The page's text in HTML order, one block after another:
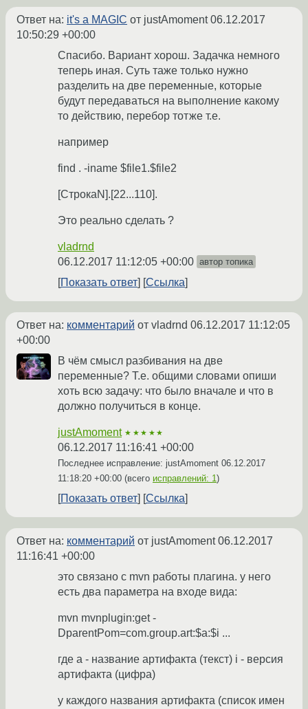
Ответ на: it's a MAGIC от justAmoment06.12.2017
10:50:29 +00:00
Спасибо. Вариант хорош. Задачка немного
теперь иная. Суть таже только нужно
разделить на две переменные, которые
будут передаваться на выполнение какому
то действию, перебор тотже т.е.
например
find . -iname $file1.$file2
[СтрокаN].[22...110].
Это реально сделать ?
vladrnd
06.12.2017 11:12:05 +00:00 автор топика
Показать ответ Ссылка
Ответ на: комментарий от vladrnd 06.12.2017 11:12:05
+00:00
В чём смысл разбивания на две
переменные? Т.е. общими словами опиши
хоть всю задачу: что было вначале и что в
должно получиться в конце.
justAmoment ★★★★★
06.12.2017 11:16:41 +00:00
Последнее исправление: justAmoment 06.12.2017
11:18:20 +00:00 (всего исправлений: 1)
Показать ответ Ссылка
Ответ на: комментарий от justAmoment06.12.2017
11:16:41 +00:00
это связано с mvn работы плагина. у него
есть два параметра на входе вида:
mvn mvnplugin:get -
DparentPom=com.group.art:$a:$i ...
где a - название артифакта (текст) i - версия
артифакта (цифра)
у каждого названия артифакта (список имен